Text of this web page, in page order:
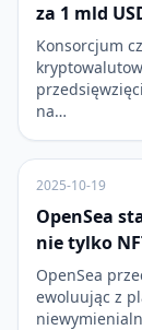
za 1 mld
Konsorcjum
na…
2025-10-19
OpenSea
nie tylko
OpenSea
ewoluując z